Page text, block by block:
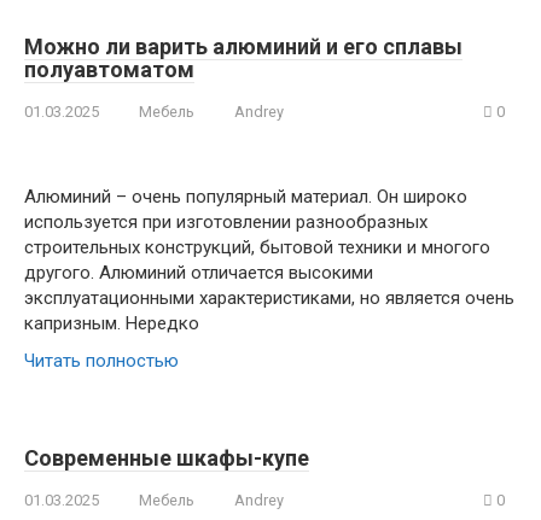
Можно ли варить алюминий и его сплавы
полуавтоматом
01.03.2025 Мебель Andrey 0
Алюминий – очень популярный материал. Он широко
используется при изготовлении разнообразных
строительных конструкций, бытовой техники и многого
другого. Алюминий отличается высокими
эксплуатационными характеристиками, но является очень
капризным. Нередко
Читать полностью
Современные шкафы-купе
01.03.2025 Мебель Andrey 0